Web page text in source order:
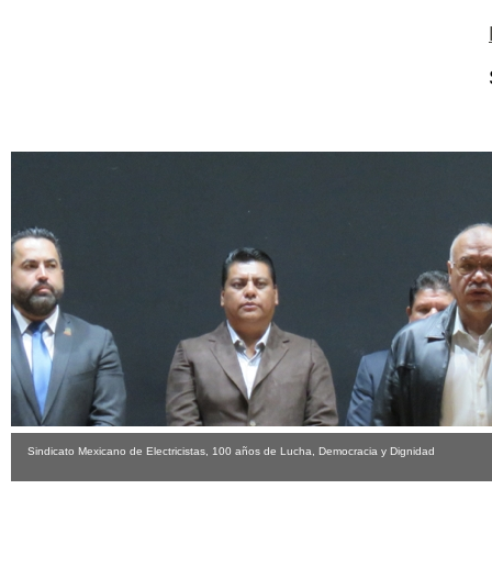
Sindicato Mexicano de Electricistas, 100 años de Lucha, Democracia y Dignidad